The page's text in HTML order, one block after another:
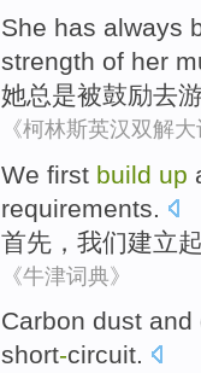
She has always
strength of her
她总是被鼓励去
《柯林斯英汉双解大
We first build up
requirements
首先 ， 我们建立起
《牛津词典》
Carbon dust and
short-circuit.